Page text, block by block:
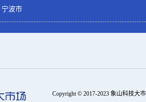
宁波市
Copyright © 2017-2023 象山科技大